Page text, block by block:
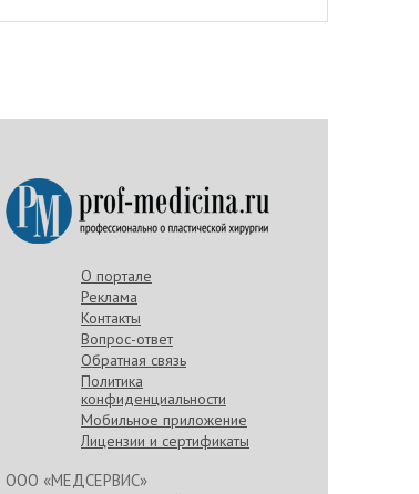
О портале
Реклама
Контакты
Вопрос-ответ
Обратная связь
Политика
конфиденциальности
Мобильное приложение
Лицензии и сертификаты
ООО «МЕДСЕРВИС»